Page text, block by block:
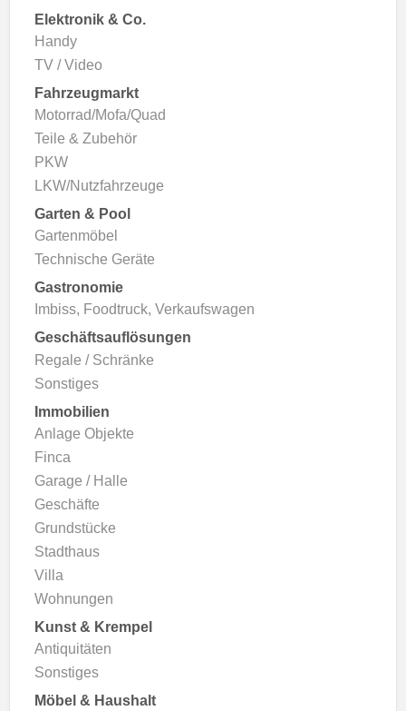
Elektronik & Co.
Handy
TV / Video
Fahrzeugmarkt
Motorrad/Mofa/Quad
Teile & Zubehör
PKW
LKW/Nutzfahrzeuge
Garten & Pool
Gartenmöbel
Technische Geräte
Gastronomie
Imbiss, Foodtruck, Verkaufswagen
Geschäftsauflösungen
Regale / Schränke
Sonstiges
Immobilien
Anlage Objekte
Finca
Garage / Halle
Geschäfte
Grundstücke
Stadthaus
Villa
Wohnungen
Kunst & Krempel
Antiquitäten
Sonstiges
Möbel & Haushalt